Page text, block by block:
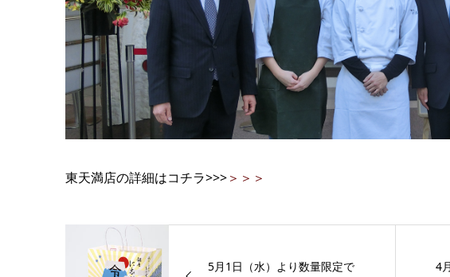
東天満店の詳細はコチラ>>>＞＞＞
5月1日（水）より数量限定で
4